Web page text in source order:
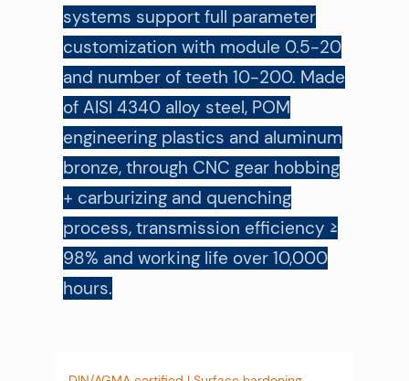
systems support full parameter
customization with module 0.5-20
and number of teeth 10-200. Made
of AISI 4340 alloy steel, POM
engineering plastics and aluminum
bronze, through CNC gear hobbing
+ carburizing and quenching
process, transmission efficiency ≥
98% and working life over 10,000
hours.